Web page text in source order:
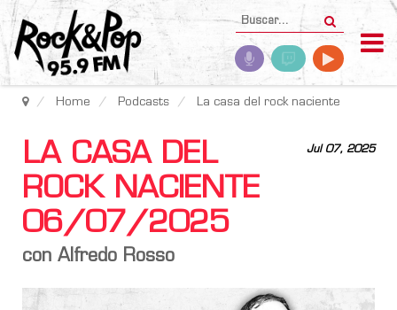
Home Podcasts La casa del rock naciente
Jul 07, 2025
LA CASA DEL
ROCK NACIENTE
06/07/2025
con Alfredo Rosso